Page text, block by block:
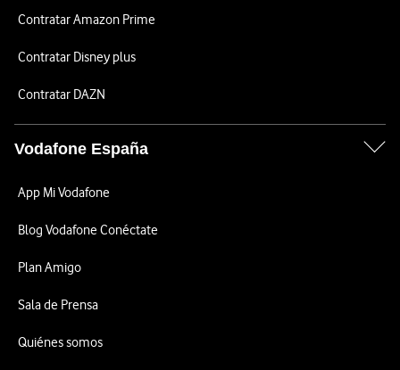
Contratar Amazon Prime
Contratar Disney plus
Contratar DAZN
Vodafone España
App Mi Vodafone
Blog Vodafone Conéctate
Plan Amigo
Sala de Prensa
Quiénes somos